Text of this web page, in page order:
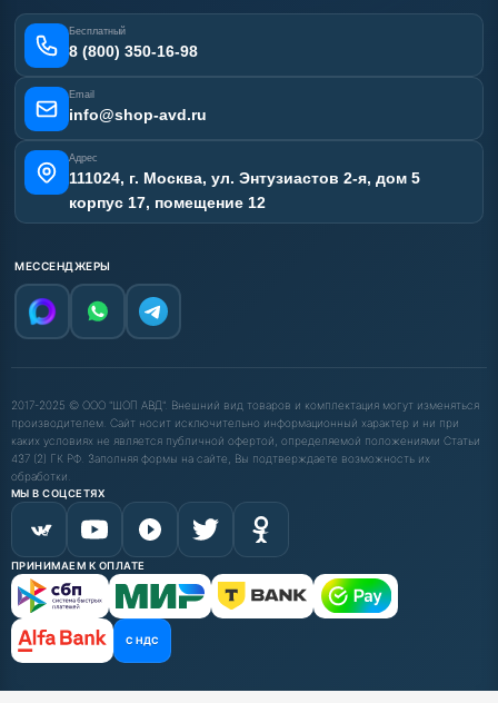
Получить скидку
Сертификаты
Наши работы
Карта сайта
Бесплатный
8 (800) 350-16-98
Email
info@shop-avd.ru
Адрес
111024, г. Москва, ул. Энтузиастов 2-я, дом 5
корпус 17, помещение 12
МЕССЕНДЖЕРЫ
2017-2025 © ООО "ШОП АВД". Внешний вид товаров и комплектация могут изменяться
производителем. Сайт носит исключительно информационный характер и ни при
каких условиях не является публичной офертой, определяемой положениями Статьи
437 (2) ГК РФ. Заполняя формы на сайте, Вы подтверждаете возможность их
обработки.
МЫ В СОЦСЕТЯХ
ПРИНИМАЕМ К ОПЛАТЕ
С НДС